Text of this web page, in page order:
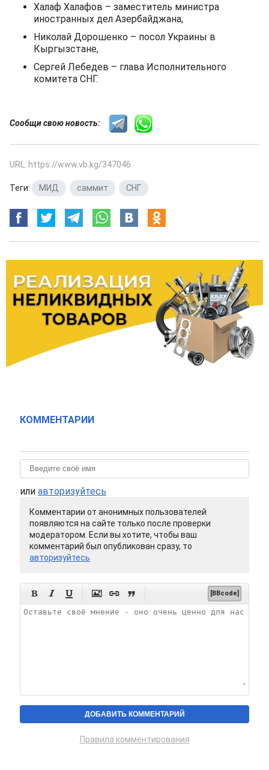
Халаф Халафов – заместитель министра
иностранных дел Азербайджана,
Николай Дорошенко – посол Украины в
Кыргызстане,
Сергей Лебедев – глава Исполнительного
комитета СНГ.
Сообщи свою новость:
URL: https://www.vb.kg/347046
Теги: МИД саммит СНГ
КОММЕНТАРИИ
или авторизуйтесь
Комментарии от анонимных пользователей
появляются на сайте только после проверки
модератором. Если вы хотите, чтобы ваш
комментарий был опубликован сразу, то
авторизуйтесь
      [BBcode]
Правила комментирования